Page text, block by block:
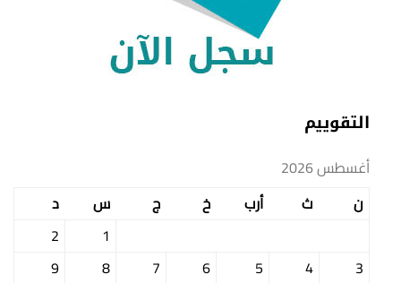
التقوييم
أغسطس 2026
ن
ث أرب خ ج س
د
1
2
3
4
5
6
7
8
9